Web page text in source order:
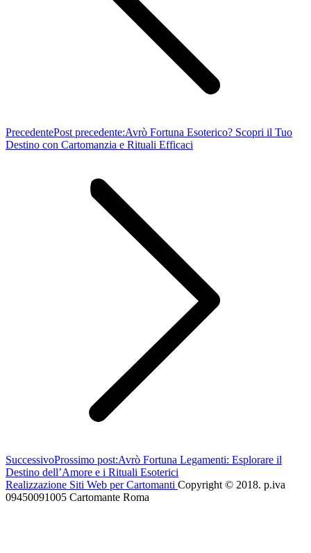
PrecedentePost precedente:Avrò Fortuna Esoterico? Scopri il Tuo
Destino con Cartomanzia e Rituali Efficaci
SuccessivoProssimo post:Avrò Fortuna Legamenti: Esplorare il
Destino dell’Amore e i Rituali Esoterici
Realizzazione Siti Web per Cartomanti Copyright © 2018. p.iva
09450091005 Cartomante Roma